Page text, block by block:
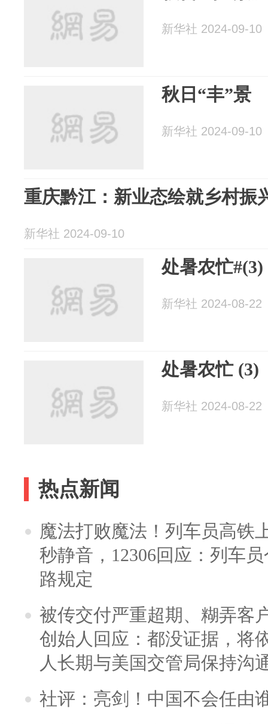
新华社 2024-09-10
秋日“丰”景
新华社 2024-09-10
重庆黔江：新业态绘就乡村振
新华社 2024-09-10
处暑农忙#(3)
新华社 2024-08-22
处暑农忙 (3)
新华社 2024-08-22
热点新闻
魔法打败魔法！列车员高铁
秒静音，12306回应：列车
路规定
被传交付严重超期、糊弄客
创始人回应：都没证据，将
人长期与美国交管局保持沟
社评：亮剑！中国不会任由